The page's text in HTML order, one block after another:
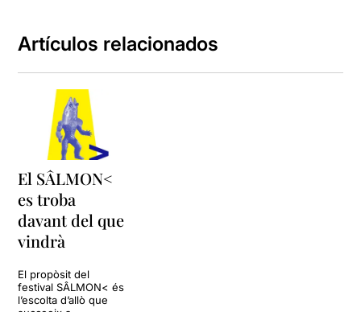
Artículos relacionados
El SÂLMON<
es troba
davant del que
vindrà
El propòsit del
festival SÂLMON< és
l’escolta d’allò que